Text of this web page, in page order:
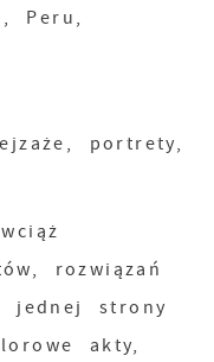
Peru,
portrety,
rozwiązań
jednej strony
akty,